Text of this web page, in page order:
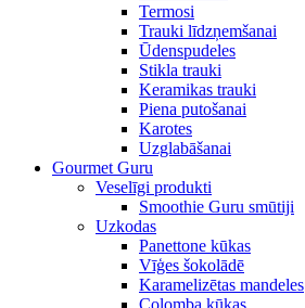
Termosi
Trauki līdzņemšanai
Ūdenspudeles
Stikla trauki
Keramikas trauki
Piena putošanai
Karotes
Uzglabāšanai
Gourmet Guru
Veselīgi produkti
Smoothie Guru smūtiji
Uzkodas
Panettone kūkas
Vīģes šokolādē
Karamelizētas mandeles
Colomba kūkas